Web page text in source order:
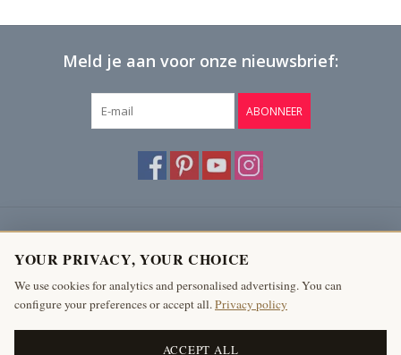
Meld je aan voor onze nieuwsbrief:
ABONNEER
Producten
Mijn account
The Antique Fireplace Bank
YOUR PRIVACY, YOUR CHOICE
We use cookies for analytics and personalised advertising. You can
configure your preferences or accept all.Privacy policy
ACCEPT ALL